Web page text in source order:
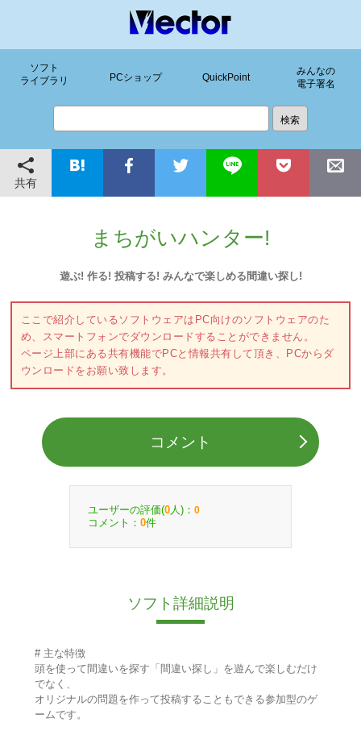
ソフト
ライブラリ
PCショップ QuickPoint
みんなの
電子署名
共有
まちがいハンター!
遊ぶ! 作る! 投稿する! みんなで楽しめる間違い探し!
ここで紹介しているソフトウェアはPC向けのソフトウェアのた
め、スマートフォンでダウンロードすることができません。
ページ上部にある共有機能でPCと情報共有して頂き、PCからダ
ウンロードをお願い致します。
コメント
ユーザーの評価(0 人)： 0
コメント： 0件
ソフト詳細説明
# 主な特徴
頭を使って間違いを探す「間違い探し」を遊んで楽しむだけ
でなく、
オリジナルの問題を作って投稿することもできる参加型のゲ
ームです。